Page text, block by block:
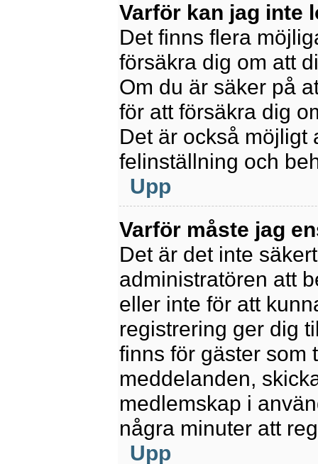
Varför kan jag inte
Det finns flera
försäkra dig om att
Om du är säker på
för att försäkra dig
Det är också möjligt
felinställning och
Upp
Varför måste jag
Det är det inte
administratören att
eller inte för att
registrering ger dig
finns för gäster som
meddelanden,
medlemskap i
några minuter att
Upp